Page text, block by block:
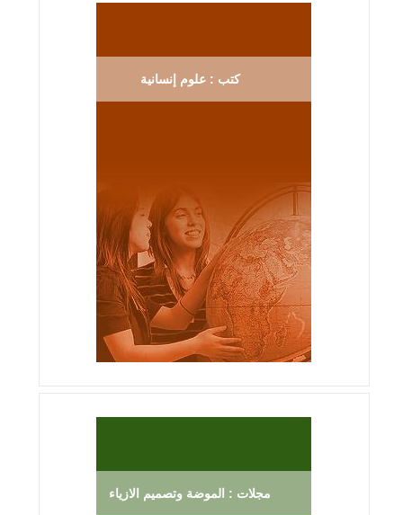
كتب : علوم إنسانية
مجلات : الموضة وتصميم الازياء